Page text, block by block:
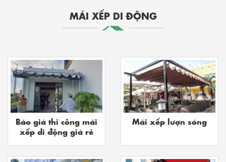
MÁI XẾP DI ĐỘNG
Báo giá thi công mái
xếp di động giá rẻ
Mái xếp lượn sóng